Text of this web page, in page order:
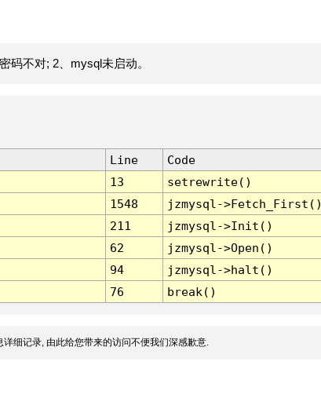
码不对; 2、mysql未启动。
Line
Code
13
setrewrite()
1548
jzmysql-
211
jzmysql->Init()
62
jzmysql->Open()
94
jzmysql->halt()
76 break()
细记录, 由此给您带来的访问不便我们深感歉意.